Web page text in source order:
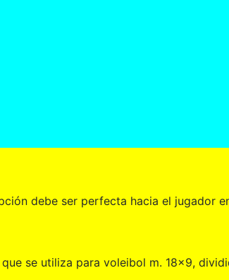
debe ser perfecta hacia el jugador
se utiliza para voleibol m. 18x9,